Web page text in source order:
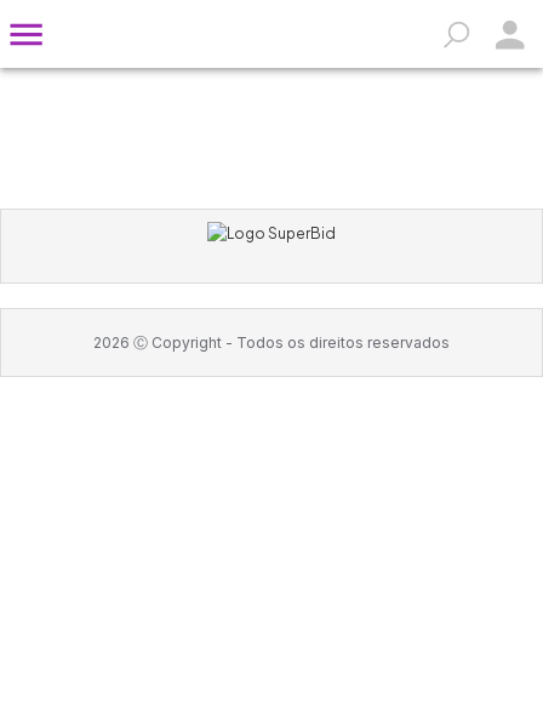
2026 Ⓒ Copyright - Todos os direitos reservados